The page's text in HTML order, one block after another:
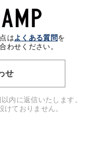
い形式に加工した統
及び配信について
ービス内で使用する
サービスの他の利用
はよくある質問を
わせください。
せ
内に返信いたします。
ておりません。